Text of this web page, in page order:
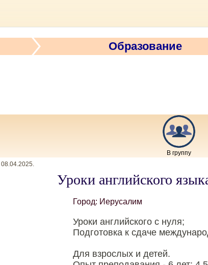
Образование
В группу
08.04.2025.
Уроки английского
Город: Иерусалим
Уроки английского с нуля;
Подготовка к сдаче
Для взрослых и детей.